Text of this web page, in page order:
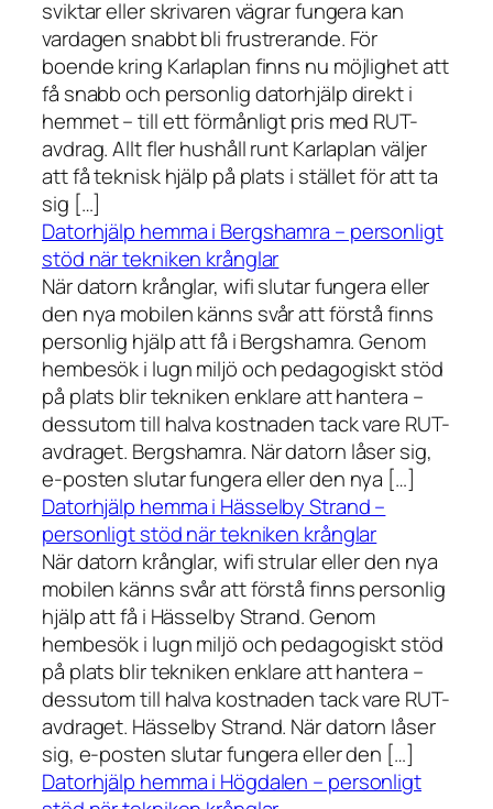
sviktar eller skrivaren vägrar fungera kan
vardagen snabbt bli frustrerande. För
boende kring Karlaplan finns nu möjlighet att
få snabb och personlig datorhjälp direkt i
hemmet – till ett förmånligt pris med RUT-
avdrag. Allt fler hushåll runt Karlaplan väljer
att få teknisk hjälp på plats i stället för att ta
sig […]
Datorhjälp hemma i Bergshamra – personligt
stöd när tekniken krånglar
När datorn krånglar, wifi slutar fungera eller
den nya mobilen känns svår att förstå finns
personlig hjälp att få i Bergshamra. Genom
hembesök i lugn miljö och pedagogiskt stöd
på plats blir tekniken enklare att hantera –
dessutom till halva kostnaden tack vare RUT-
avdraget. Bergshamra. När datorn låser sig,
e-posten slutar fungera eller den nya […]
Datorhjälp hemma i Hässelby Strand –
personligt stöd när tekniken krånglar
När datorn krånglar, wifi strular eller den nya
mobilen känns svår att förstå finns personlig
hjälp att få i Hässelby Strand. Genom
hembesök i lugn miljö och pedagogiskt stöd
på plats blir tekniken enklare att hantera –
dessutom till halva kostnaden tack vare RUT-
avdraget. Hässelby Strand. När datorn låser
sig, e-posten slutar fungera eller den […]
Datorhjälp hemma i Högdalen – personligt